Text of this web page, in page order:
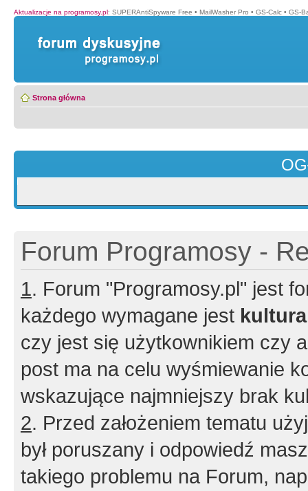
Aktualizacje na programosy.pl: SUPERAntiSpyware Free • MailWasher Pro • GS-Calc • GS-
Strona główna
Forum Programosy -
1. Forum "Programosy.pl" jest
każdego wymagane jest
czy jest się użytkownikiem czy
post ma na celu wyśmiewanie
wskazujące najmniejszy brak
2. Przed założeniem tematu
był poruszany i odpowiedź
takiego problemu na Forum,